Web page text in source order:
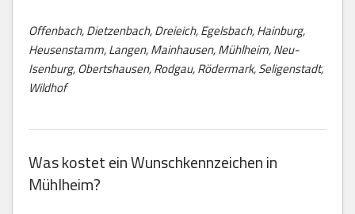
Offenbach, Dietzenbach, Dreieich, Egelsbach, Hainburg,
Heusenstamm, Langen, Mainhausen, Mühlheim, Neu-
Isenburg, Obertshausen, Rodgau, Rödermark, Seligenstadt,
Wildhof
Was kostet ein Wunschkennzeichen in
Mühlheim?